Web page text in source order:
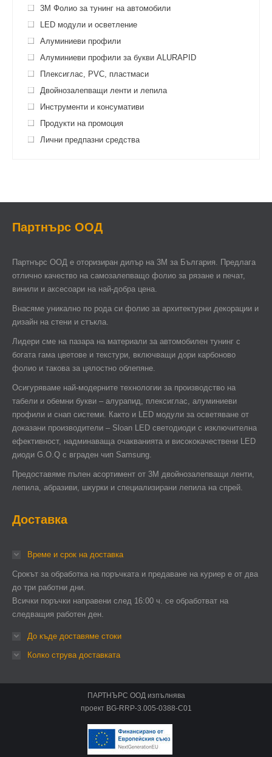
3M Фолио за тунинг на автомобили
LED модули и осветление
Алуминиеви профили
Алуминиеви профили за букви ALURAPID
Плексиглас, PVC, пластмаси
Двойнозалепващи ленти и лепила
Инструменти и консумативи
Продукти на промоция
Лични предпазни средства
Партнърс ООД
Партнърс ООД e оторизиран дилър на 3М за България. Предлага
отлично качество на самозалепващо фолио за рязане и печат,
винили и аксесоари на най-добра цена.
Внасяме уникално по рода си фолио за архитектурни декорации и
дизайн на стени и стъкла.
Лидери сме на пазара на материали за автомобилен тунинг с
богата гама цветове и текстури, включващи дори карбоново
фолио и такова за цялостно облепяне.
Осигуряваме най-модерните технологии за производство на
табели и обемни букви – алурапид, плексиглас, алуминиеви
профили и снап системи. Както и LED модули за осветяване от
доказани производители – Sloan LED светодиоди с изключителна
ефективност, надминаваща очакванията и висококачествени LED
диоди G.O.Q с вграден чип Samsung.
Предоставяме пълен асортимент от 3М двойнозалепващи ленти,
лепила, абразиви, шкурки и специализирани лепила на спрей.
Доставка
Време и срок на доставка
Срокът за обработка на поръчката и предаване на куриер е от два
до три работни дни.
Всички поръчки направени след 16:00 ч. се обработват на
следващия работен ден.
До къде доставяме стоки
Колко струва доставката
ПАРТНЪРС ООД изпълнява
проект BG-RRP-3.005-0388-C01